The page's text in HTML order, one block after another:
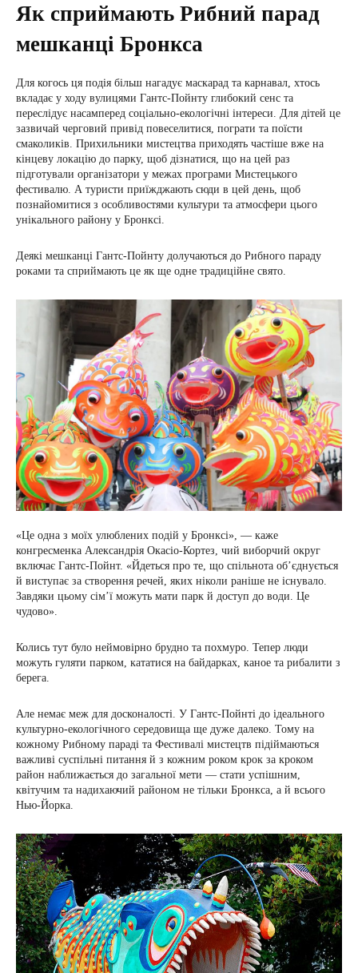
Як сприймають Рибний парад
мешканці Бронкса
Для когось ця подія більш нагадує маскарад та карнавал, хтось
вкладає у ходу вулицями Гантс-Пойнту глибокий сенс та
переслідує насамперед соціально-екологічні інтереси. Для дітей це
зазвичай черговий привід повеселитися, пограти та поїсти
смаколиків. Прихильники мистецтва приходять частіше вже на
кінцеву локацію до парку, щоб дізнатися, що на цей раз
підготували організатори у межах програми Мистецького
фестивалю. А туристи приїжджають сюди в цей день, щоб
познайомитися з особливостями культури та атмосфери цього
унікального району у Бронксі.
Деякі мешканці Гантс-Пойнту долучаються до Рибного параду
роками та сприймають це як ще одне традиційне свято.
«Це одна з моїх улюблених подій у Бронксі», — каже
конгресменка Александрія Окасіо-Кортез, чий виборчий округ
включає Гантс-Пойнт. «Йдеться про те, що спільнота об’єднується
й виступає за створення речей, яких ніколи раніше не існувало.
Завдяки цьому сім’ї можуть мати парк й доступ до води. Це
чудово».
Колись тут було неймовірно брудно та похмуро. Тепер люди
можуть гуляти парком, кататися на байдарках, каное та рибалити з
берега.
Але немає меж для досконалості. У Гантс-Пойнті до ідеального
культурно-екологічного середовища ще дуже далеко. Тому на
кожному Рибному параді та Фестивалі мистецтв підіймаються
важливі суспільні питання й з кожним роком крок за кроком
район наближається до загальної мети — стати успішним,
квітучим та надихаючий районом не тільки Бронкса, а й всього
Нью-Йорка.